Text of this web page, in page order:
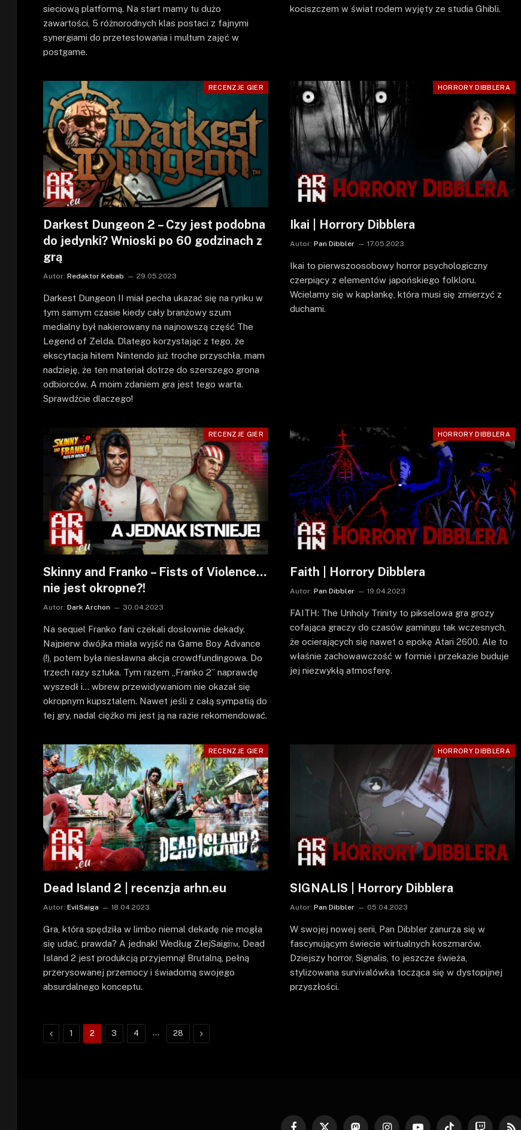
sieciową platformą. Na start mamy tu dużo
zawartości, 5 różnorodnych klas postaci z fajnymi
synergiami do przetestowania i multum zajęć w
postgame.
kociszczem w świat rodem wyjęty ze studia Ghibli.
RECENZJE GIER
Darkest Dungeon 2 – Czy jest podobna
do jedynki? Wnioski po 60 godzinach z
grą
Autor: Redaktor Kebab 29.05.2023
Darkest Dungeon II miał pecha ukazać się na rynku w
tym samym czasie kiedy cały branżowy szum
medialny był nakierowany na najnowszą część The
Legend of Zelda. Dlatego korzystając z tego, że
ekscytacja hitem Nintendo już troche przyschła, mam
nadzieję, że ten materiał dotrze do szerszego grona
odbiorców. A moim zdaniem gra jest tego warta.
Sprawdźcie dlaczego!
HORRORY DIBBLERA
Ikai | Horrory Dibblera
Autor: Pan Dibbler 17.05.2023
Ikai to pierwszoosobowy horror psychologiczny
czerpiący z elementów japońskiego folkloru.
Wcielamy się w kapłankę, która musi się zmierzyć z
duchami.
RECENZJE GIER
Skinny and Franko – Fists of Violence…
nie jest okropne?!
Autor: Dark Archon 30.04.2023
Na sequel Franko fani czekali dosłownie dekady.
Najpierw dwójka miała wyjść na Game Boy Advance
(!), potem była niesławna akcja crowdfundingowa. Do
trzech razy sztuka. Tym razem „Franko 2” naprawdę
wyszedł i… wbrew przewidywaniom nie okazał się
okropnym kupsztalem. Nawet jeśli z całą sympatią do
tej gry, nadal ciężko mi jest ją na razie rekomendować.
HORRORY DIBBLERA
Faith | Horrory Dibblera
Autor: Pan Dibbler 19.04.2023
FAITH: The Unholy Trinity to pikselowa gra grozy
cofająca graczy do czasów gamingu tak wczesnych,
że ocierających się nawet o epokę Atari 2600. Ale to
właśnie zachowawczość w formie i przekazie buduje
jej niezwykłą atmosferę.
RECENZJE GIER
Dead Island 2 | recenzja arhn.eu
Autor: EvilSaiga 18.04.2023
Gra, która spędziła w limbo niemal dekadę nie mogła
się udać, prawda? A jednak! Według ZłejSaigi™, Dead
Island 2 jest produkcją przyjemną! Brutalną, pełną
przerysowanej przemocy i świadomą swojego
absurdalnego konceptu.
HORRORY DIBBLERA
SIGNALIS | Horrory Dibblera
Autor: Pan Dibbler 05.04.2023
W swojej nowej serii, Pan Dibbler zanurza się w
fascynującym świecie wirtualnych koszmarów.
Dziejszy horror, Signalis, to jeszcze świeża,
stylizowana survivalówka tocząca się w dystopijnej
przyszłości.
Poprzednie
1 2 3 4 … 28 Następne